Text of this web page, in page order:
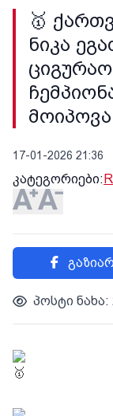
🥇
ნიკა
მოიპოვა
17-01-2026 21:36
კატეგორიები:
პოსტი ნახა: